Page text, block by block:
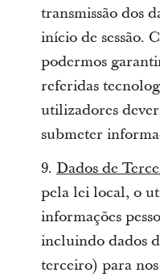
transmissão dos
início de sessão.
podermos
referidas
utilizadores
submeter
9.Dados de
pela lei local, o
informações
incluindo dados
terceiro) para